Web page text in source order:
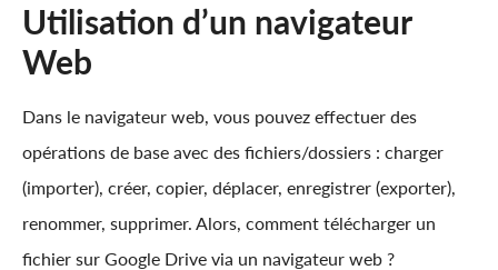
Utilisation d’un navigateur
Web
Dans le navigateur web, vous pouvez effectuer des
opérations de base avec des fichiers/dossiers : charger
(importer), créer, copier, déplacer, enregistrer (exporter),
renommer, supprimer. Alors, comment télécharger un
fichier sur Google Drive via un navigateur web ?